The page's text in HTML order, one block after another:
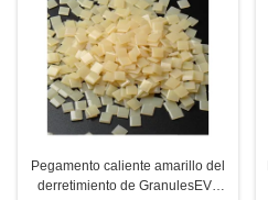
Pegamento caliente amarillo del
derretimiento de GranulesEVA